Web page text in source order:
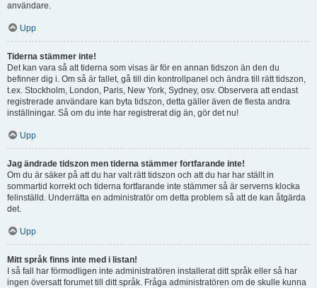
användare.
Upp
Tiderna stämmer inte!
Det kan vara så att tiderna som visas är för en annan tidszon än den du
befinner dig i. Om så är fallet, gå till din kontrollpanel och ändra till rätt tidszon,
t.ex. Stockholm, London, Paris, New York, Sydney, osv. Observera att endast
registrerade användare kan byta tidszon, detta gäller även de flesta andra
inställningar. Så om du inte har registrerat dig än, gör det nu!
Upp
Jag ändrade tidszon men tiderna stämmer fortfarande inte!
Om du är säker på att du har valt rätt tidszon och att du har har ställt in
sommartid korrekt och tiderna fortfarande inte stämmer så är serverns klocka
felinställd. Underrätta en administratör om detta problem så att de kan åtgärda
det.
Upp
Mitt språk finns inte med i listan!
I så fall har förmodligen inte administratören installerat ditt språk eller så har
ingen översatt forumet till ditt språk. Fråga administratören om de skulle kunna